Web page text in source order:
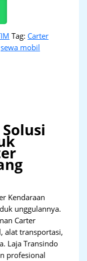
Tag: Carter
sewa mobil
Kendaraan
unggulannya.
Carter
alat transportasi,
Laja Transindo
profesional